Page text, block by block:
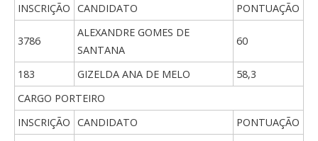
INSCRIÇÃO CANDIDATO PONTUAÇÃO
3786
ALEXANDRE GOMES DE
SANTANA
60
183 GIZELDA ANA DE MELO
58,3
CARGO PORTEIRO
INSCRIÇÃO CANDIDATO
PONTUAÇÃO